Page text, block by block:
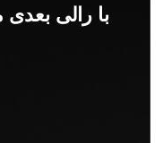
با رالی